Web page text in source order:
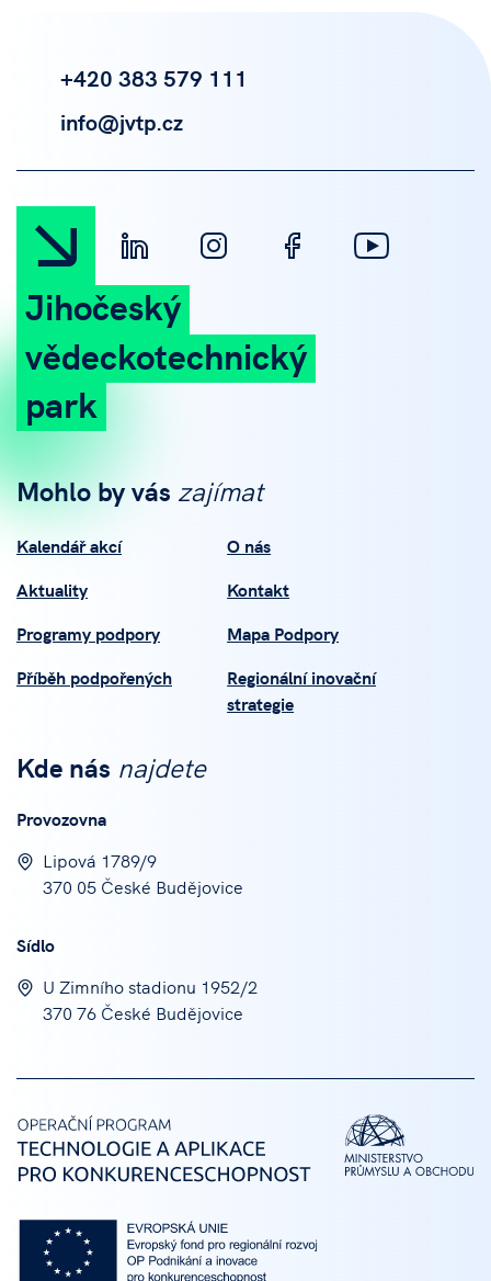
+420 383 579 111
info@jvtp.cz
Jihočeský
vědeckotechnický
park
Mohlo by vás zajímat
Kalendář akcí
Aktuality
Programy podpory
Příběh podpořených
O nás
Kontakt
Mapa Podpory
Regionální inovační
strategie
Kde nás najdete
Provozovna
Lipová 1789/9
370 05 České Budějovice
Sídlo
U Zimního stadionu 1952/2
370 76 České Budějovice